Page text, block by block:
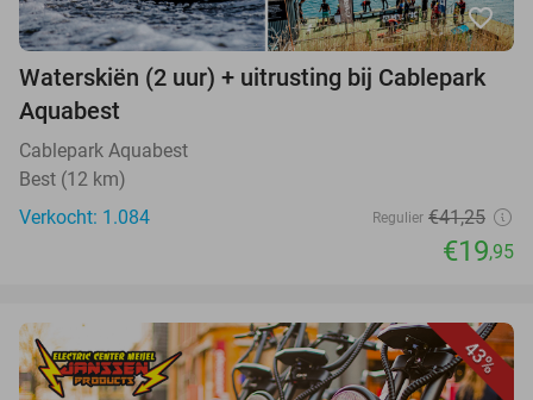
favorite_border
Waterskiën (2 uur) + uitrusting bij Cablepark
Aquabest
Cablepark Aquabest
Best (12 km)
Verkocht: 1.084
Regulier €41,25
€19,95
43%